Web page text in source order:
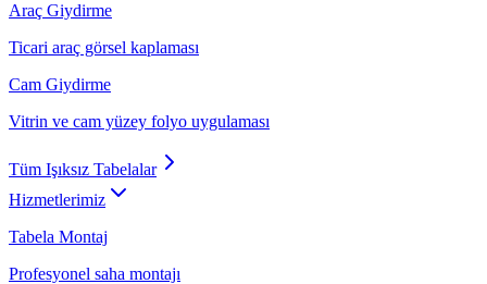
Araç Giydirme
Ticari araç görsel kaplaması
Cam Giydirme
Vitrin ve cam yüzey folyo uygulaması
Tüm Işıksız Tabelalar
Hizmetlerimiz
Tabela Montaj
Profesyonel saha montajı